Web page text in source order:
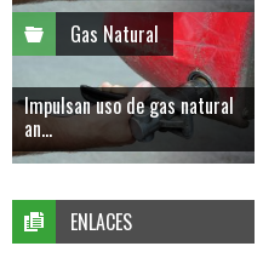
Gas Natural
Impulsan uso de gas natural
an...
ENLACES